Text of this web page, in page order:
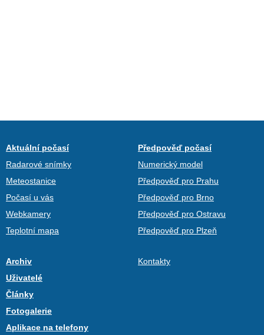
Aktuální počasí
Radarové snímky
Meteostanice
Počasí u vás
Webkamery
Teplotní mapa
Předpověď počasí
Numerický model
Předpověď pro Prahu
Předpověď pro Brno
Předpověď pro Ostravu
Předpověď pro Plzeň
Archiv
Uživatelé
Články
Fotogalerie
Aplikace na telefony
Kontakty